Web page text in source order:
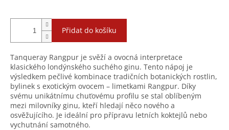
Přidat do košíku
Tanqueray Rangpur je svěží a ovocná interpretace
klasického londýnského suchého ginu. Tento nápoj je
výsledkem pečlivé kombinace tradičních botanických rostlin,
bylinek s exotickým ovocem – limetkami Rangpur. Díky
svému unikátnímu chuťovému profilu se stal oblíbeným
mezi milovníky ginu, kteří hledají něco nového a
osvěžujícího. Je ideální pro přípravu letních koktejlů nebo
vychutnání samotného.